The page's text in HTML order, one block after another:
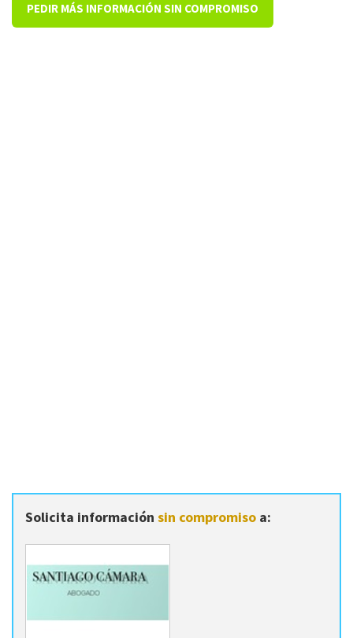
PEDIR MÁS INFORMACIÓN SIN COMPROMISO
Solicita información sin compromiso a: